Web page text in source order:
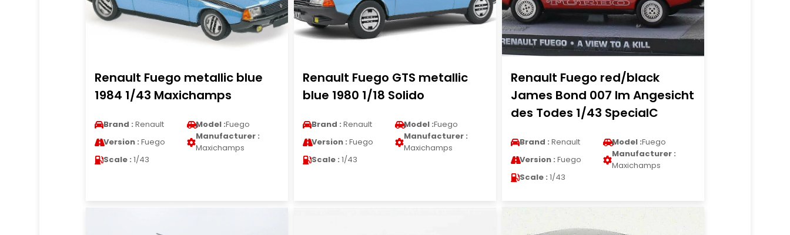
Renault Fuego metallic blue
1984 1/43 Maxichamps
Brand : Renault Model :Fuego
Version : Fuego
Manufacturer :
Maxichamps
Scale : 1/43
Renault Fuego GTS metallic
blue 1980 1/18 Solido
Brand : Renault Model :Fuego
Version : Fuego
Manufacturer :
Maxichamps
Scale : 1/43
Renault Fuego red/black
James Bond 007 Im Angesicht
des Todes 1/43 SpecialC
Brand : Renault Model :Fuego
Version : Fuego
Manufacturer :
Maxichamps
Scale : 1/43